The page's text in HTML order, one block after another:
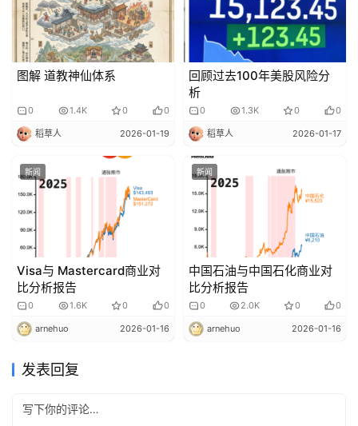
图解 道教神仙体系
0 1.4K 0 0
稻草人 2026-01-19
回顾过去100年美股风险分
析
0 1.3K 0 0
稻草人 2026-01-17
新闻
Visa与 Mastercard商业对
比分析报告
0 1.6K 0 0
arnehuo 2026-01-16
新闻
中国石油与中国石化商业对
比分析报告
0 2.0K 0 0
arnehuo 2026-01-16
发表回复